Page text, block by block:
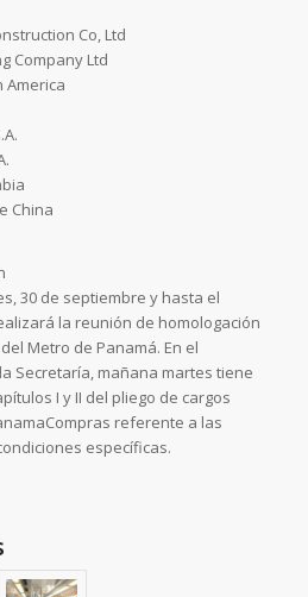
Co, Ltd
Company Ltd
America
China
30 de septiembre y hasta el
la reunión de homologación
Metro de Panamá. En el
Secretaría, mañana martes tiene
I y II del pliego de cargos
referente a las
específicas.